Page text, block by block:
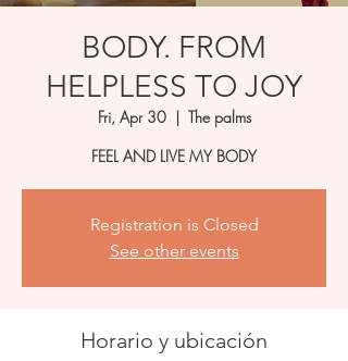
BODY. FROM
HELPLESS TO JOY
Fri, Apr 30
  |
The palms
FEEL AND LIVE MY BODY
Registration is Closed
See other events
Horario y ubicación